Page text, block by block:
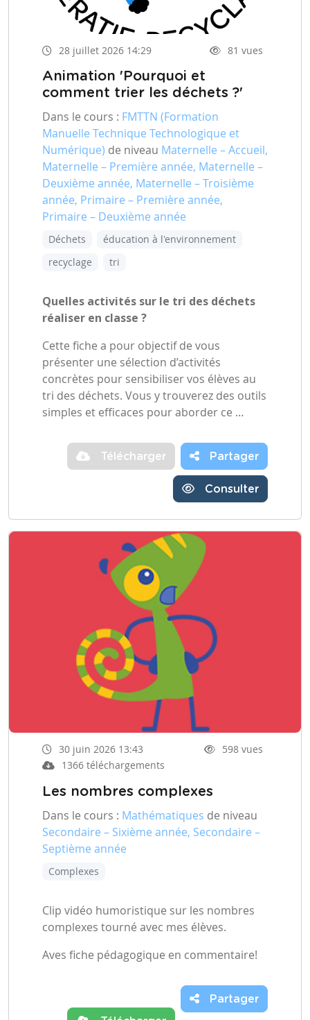
28 juillet 2026 14:29 81 vues
Animation 'Pourquoi et
comment trier les déchets ?'
Dans le cours : FMTTN (Formation
Manuelle Technique Technologique et
Numérique) de niveau Maternelle – Accueil,
Maternelle – Première année, Maternelle –
Deuxième année, Maternelle – Troisième
année, Primaire – Première année,
Primaire – Deuxième année
Déchets
éducation à l'environnement
recyclage
tri
Quelles activités sur le tri des déchets
réaliser en classe ?
Cette fiche a pour objectif de vous
présenter une sélection d’activités
concrètes pour sensibiliser vos élèves au
tri des déchets. Vous y trouverez des outils
simples et efficaces pour aborder ce …
Télécharger Partager
Consulter
30 juin 2026 13:43
598 vues
1366 téléchargements
Les nombres complexes
Dans le cours : Mathématiques de niveau
Secondaire – Sixième année, Secondaire –
Septième année
Complexes
Clip vidéo humoristique sur les nombres
complexes tourné avec mes élèves.
Aves fiche pédagogique en commentaire!
Partager